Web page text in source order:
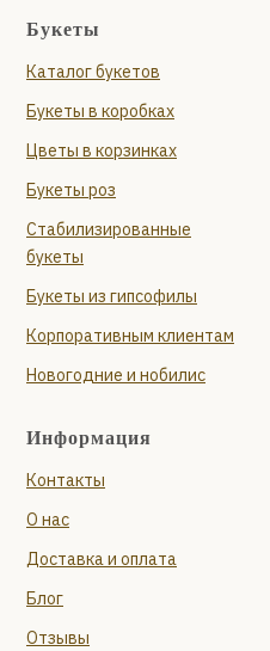
Букеты
Каталог букетов
Букеты в коробках
Цветы в корзинках
Букеты роз
Стабилизированные
букеты
Букеты из гипсофилы
Корпоративным клиентам
Новогодние и нобилис
Информация
Контакты
О нас
Доставка и оплата
Блог
Отзывы